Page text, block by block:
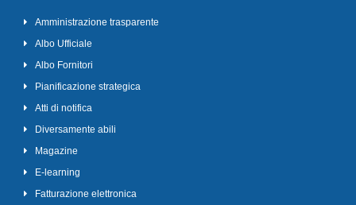
Amministrazione trasparente
Albo Ufficiale
Albo Fornitori
Pianificazione strategica
Atti di notifica
Diversamente abili
Magazine
E-learning
Fatturazione elettronica